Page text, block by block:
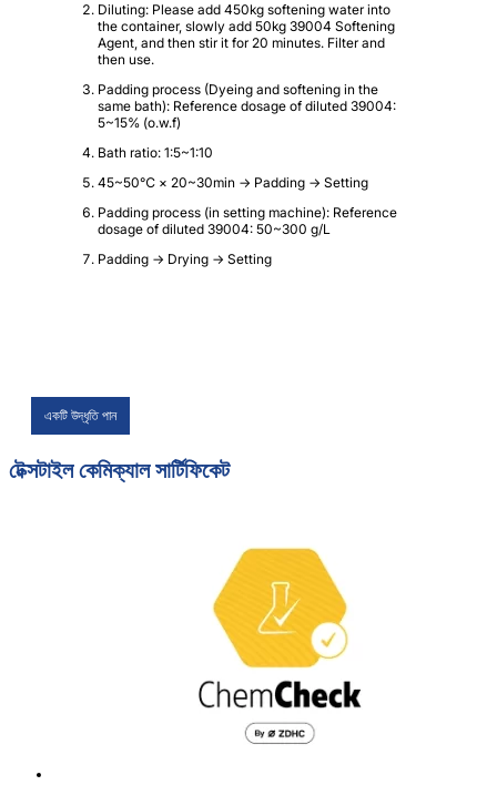
Diluting: Please add 450kg softening water into
the container, slowly add 50kg 39004 Softening
Agent, and then stir it for 20 minutes. Filter and
then use.
Padding process (Dyeing and softening in the
same bath): Reference dosage of diluted 39004:
5~15% (o.w.f)
Bath ratio: 1:5~1:10
45~50℃ × 20~30min → Padding → Setting
Padding process (in setting machine): Reference
dosage of diluted 39004: 50~300 g/L
Padding → Drying → Setting
একটি উদ্ধৃতি পান
টেক্সটাইল কেমিক্যাল সার্টিফিকেট